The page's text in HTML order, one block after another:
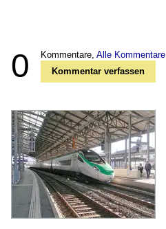
0 Kommentare, Alle Kommentare
Kommentar verfassen